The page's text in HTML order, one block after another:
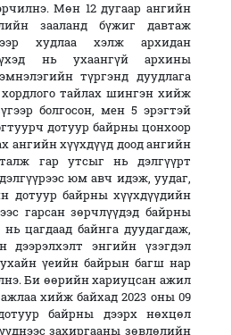
Мөн 12 дугаар ангийн
зааланд бүжиг давтаж
худлаа хэлж архидан
нь ухаангүй архины
түргэнд дуудлага
тайлах шингэн хийж
болгосон, мен 5 эрэгтэй
дотуур байрны цонхоор
ангийн хүүхдүүд доод ангийн
гар утсыг нь дэлгүүрт
юм авч идэж, уудаг,
дотуур байрны хүүхдүүдийн
гарсан зөрчлүүдэд байрны
цагдаад байнга дуудагдаж,
дээрэлхэлт энгийн үзэгдэл
үеийн байрын багш нар
Би өөрийн хариуцсан ажил
хийж байхад 2023 оны 09
байрны дээрх нөхцөл
захиргааны зөвлөлийн